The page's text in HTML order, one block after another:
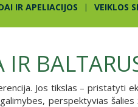
IR APELIACIJOS VEIKLOS
Jos tikslas – pristatyti
perspektyvias